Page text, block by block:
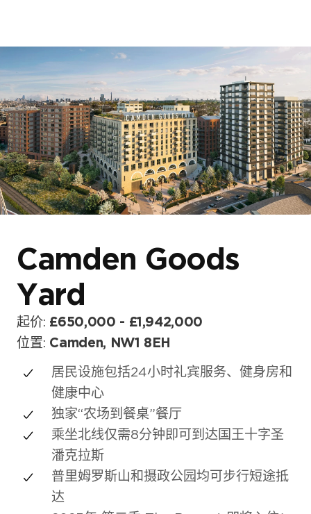
首页
关于我们
我们的项目
博客与新闻
Camden Goods
Yard
起价: £650,000 - £1,942,000
位置: Camden, NW1 8EH
居民设施包括24小时礼宾服务、健身房和
健康中心
独家“农场到餐桌”餐厅
乘坐北线仅需8分钟即可到达国王十字圣
潘克拉斯
普里姆罗斯山和摄政公园均可步行短途抵
达